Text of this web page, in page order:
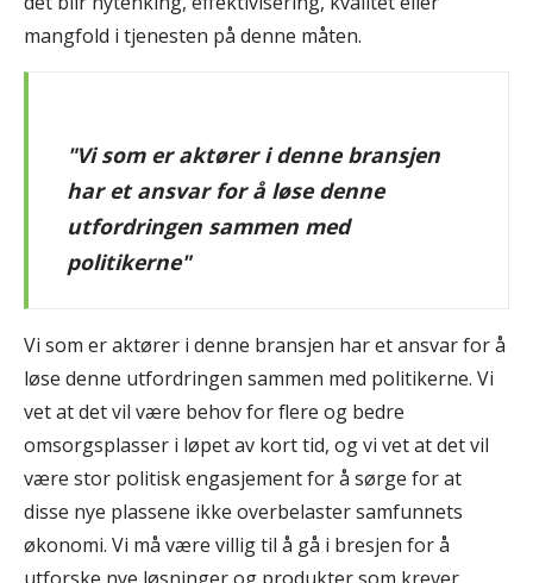
mangfold i tjenesten på denne måten.
"Vi som er aktører i denne bransjen
har et ansvar for å løse denne
utfordringen sammen med
politikerne"
Vi som er aktører i denne bransjen har et ansvar for å
løse denne utfordringen sammen med politikerne. Vi
vet at det vil være behov for flere og bedre
omsorgsplasser i løpet av kort tid, og vi vet at det vil
være stor politisk engasjement for å sørge for at
disse nye plassene ikke overbelaster samfunnets
økonomi. Vi må være villig til å gå i bresjen for å